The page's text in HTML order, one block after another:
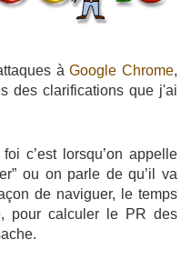
àGoogle Chrome,
des clarifications que j'ai
c’est lorsqu’on appelle
ou on parle de qu’il va
de naviguer, le temps
pour calculer le PR des